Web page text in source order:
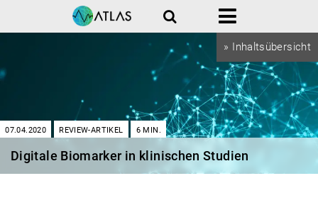
» Inhaltsübersicht
Suche Menü
07.04.2020 REVIEW-ARTIKEL 6 MIN.
Digitale Biomarker in klinischen Studien